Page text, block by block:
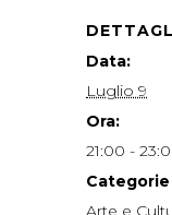
Data:
Luglio 9
Ora:
21:00 -
Arte e